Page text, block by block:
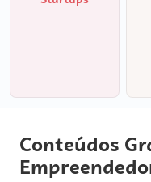
Conteúdos